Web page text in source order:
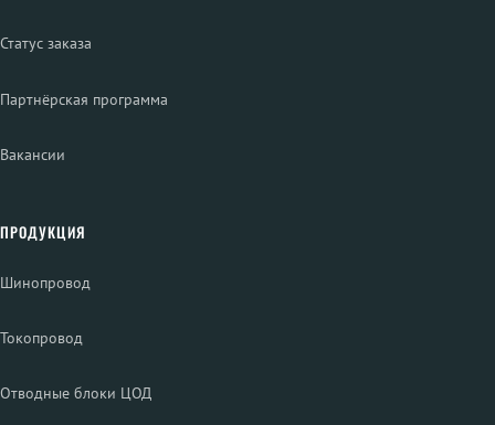
Статус заказа
Партнёрская программа
Вакансии
ПРОДУКЦИЯ
Шинопровод
Токопровод
Отводные блоки ЦОД